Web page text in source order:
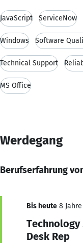
JavaScript ServiceNow
Windows Software
Technical Support
MS Office
Werdegang
Berufserfahrung
Bis heute 8
Technology
Desk Rep